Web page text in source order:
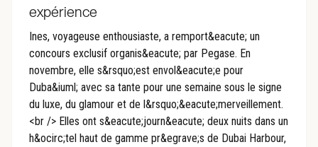
expérience
Ines, voyageuse enthousiaste, a remport&eacute; un
concours exclusif organis&eacute; par Pegase. En
novembre, elle s&rsquo;est envol&eacute;e pour
Duba&iuml; avec sa tante pour une semaine sous le signe
du luxe, du glamour et de l&rsquo;&eacute;merveillement.
<br /> Elles ont s&eacute;journ&eacute; deux nuits dans un
h&ocirc;tel haut de gamme pr&egrave;s de Dubai Harbour,